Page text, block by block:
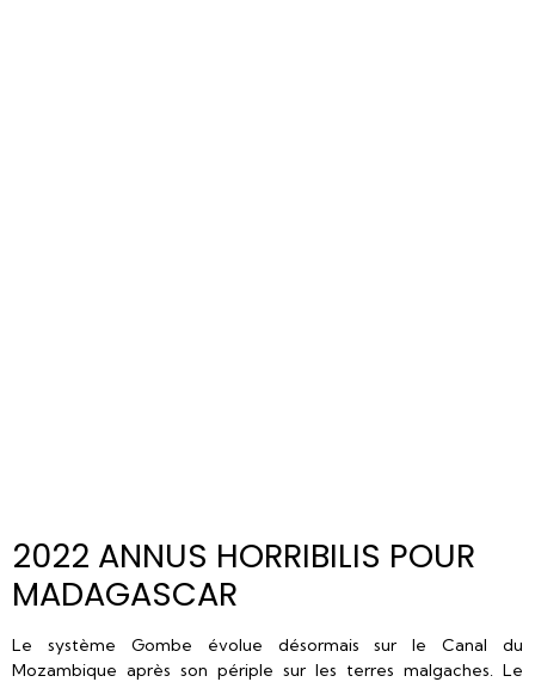
2022 ANNUS HORRIBILIS POUR
MADAGASCAR
Le système Gombe évolue désormais sur le Canal du
Mozambique après son périple sur les terres malgaches. Le